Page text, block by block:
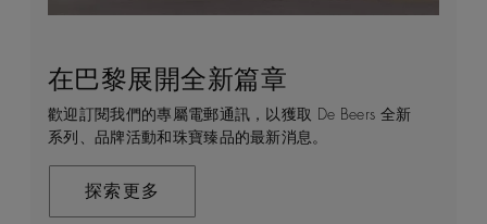
在巴黎展開全新篇章
歡迎訂閱我們的專屬電郵通訊，以獲取 De Beers 全新
系列、品牌活動和珠寶臻品的最新消息。
探索更多
守護永恒
De Beers 在全球珠寶領域獨樹一幟，因為我們是唯一
與鑽石原產地有直接連結的奢華珠寶品牌。
探索更多
顧客服務
無論您是透過線上購物或造訪實體精品店，我們始終致
力於為您提供個人化的購物體驗。預約於店內或線上進
瞭解更多
De Beers 的世界
De Beers 成立於倫敦，靈感來自非洲的自然，是奢華
鑽石珠寶的巔峰。我們的創意和工藝將鑽石轉化為永恆
探索更多